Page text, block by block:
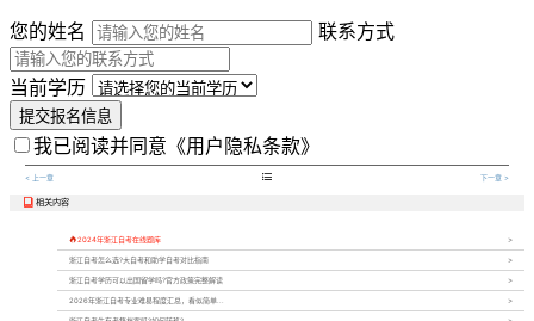
您的姓名
联系方式
当前学历
提交报名信息
我已阅读并同意 《用户隐私条款》
< 上一章  下一章 >
相关内容
2024年浙江自考在线题库
浙江自考怎么选?大自考和助学自考对比指南
浙江自考学历可以出国留学吗?官方政策完整解读
2026年浙江自考专业难易程度汇总，看似简单...